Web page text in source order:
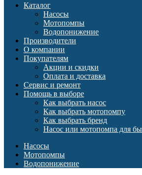
Каталог
Насосы
Мотопомпы
Водопонижение
Производители
О компании
Покупателям
Акции и скидки
Оплата и доставка
Сервис и ремонт
Помощь в выборе
Как выбрать насос
Как выбрать мотопомпу
Как выбрать бренд
Насос или мотопомпа для
Насосы
Мотопомпы
Водопонижение